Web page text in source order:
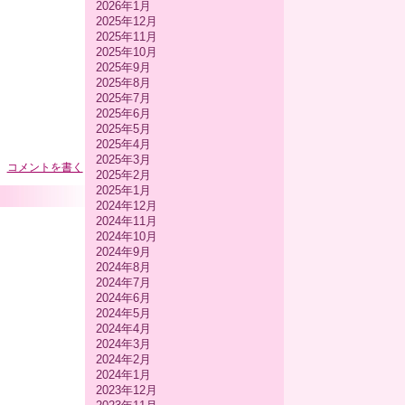
2026年1月
2025年12月
2025年11月
2025年10月
2025年9月
2025年8月
2025年7月
2025年6月
2025年5月
2025年4月
2025年3月
2025年2月
2025年1月
2024年12月
2024年11月
2024年10月
2024年9月
2024年8月
2024年7月
2024年6月
2024年5月
2024年4月
2024年3月
2024年2月
2024年1月
2023年12月
コメントを書く